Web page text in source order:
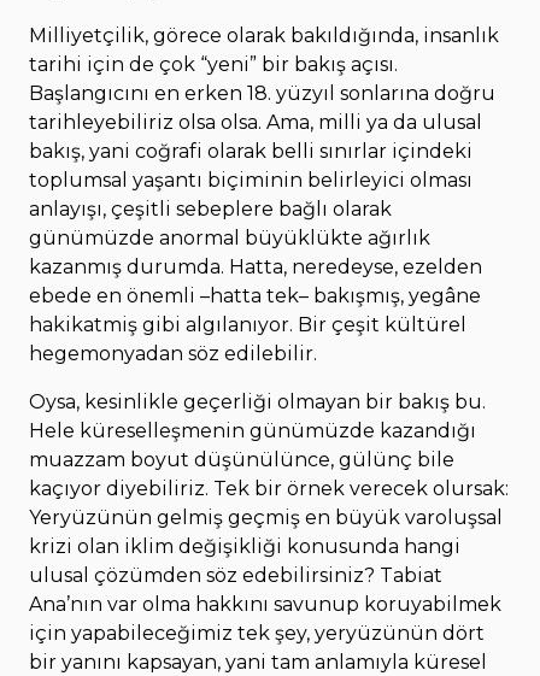
Milliyetçilik, görece olarak bakıldığında, insanlık
tarihi için de çok “yeni” bir bakış açısı.
Başlangıcını en erken 18. yüzyıl sonlarına doğru
tarihleyebiliriz olsa olsa. Ama, milli ya da ulusal
bakış, yani coğrafi olarak belli sınırlar içindeki
toplumsal yaşantı biçiminin belirleyici olması
anlayışı, çeşitli sebeplere bağlı olarak
günümüzde anormal büyüklükte ağırlık
kazanmış durumda. Hatta, neredeyse, ezelden
ebede en önemli –hatta tek– bakışmış, yegâne
hakikatmiş gibi algılanıyor. Bir çeşit kültürel
hegemonyadan söz edilebilir.
Oysa, kesinlikle geçerliği olmayan bir bakış bu.
Hele küreselleşmenin günümüzde kazandığı
muazzam boyut düşünülünce, gülünç bile
kaçıyor diyebiliriz. Tek bir örnek verecek olursak:
Yeryüzünün gelmiş geçmiş en büyük varoluşsal
krizi olan iklim değişikliği konusunda hangi
ulusal çözümden söz edebilirsiniz? Tabiat
Ana’nın var olma hakkını savunup koruyabilmek
için yapabileceğimiz tek şey, yeryüzünün dört
bir yanını kapsayan, yani tam anlamıyla küresel